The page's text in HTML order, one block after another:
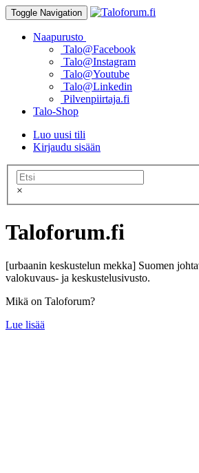
Toggle Navigation
Naapurusto
Talo@Facebook
Talo@Instagram
Talo@Youtube
Talo@Linkedin
Pilvenpiirtaja.fi
Talo-Shop
Luo uusi tili
Kirjaudu sisään
×
Taloforum.fi
[urbaanin keskustelun mekka] Suomen
valokuvaus- ja keskustelusivusto.
Mikä on Taloforum?
Lue lisää